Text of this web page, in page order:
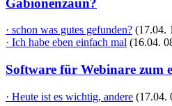
· schon was gutes gefunden? (17.04.
· Ich habe eben einfach mal (16.04.
Software für Webinare zum
· Heute ist es wichtig, andere (17.04.